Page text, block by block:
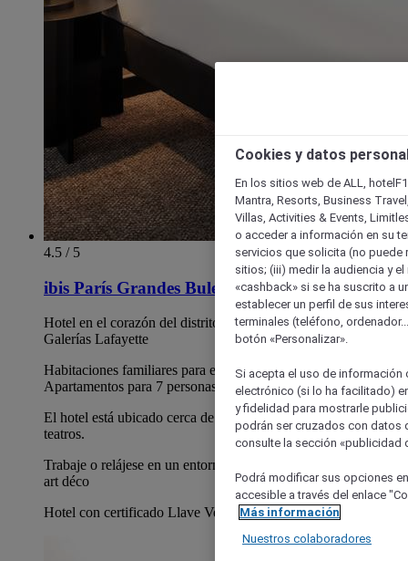
4.5 / 5
ibis París Grandes Bulevares distrito IX
Hotel en el corazón del distrito de la Ópera y cerca de las
Galerías Lafayette
Habitaciones familiares para entre 3 y 4 personas.
Apartamentos para 7 personas máximo
El hotel está ubicado cerca de 4 estaciones de metro y muchos
teatros.
Trabaje o relájese en un entorno acogedor con techo de cristal
art déco
Hotel con certificado Llave Verde en 2025
Cookies y datos
En los sitios web de ALL,
Mantra, Resorts, Business
Villas, Activities & Events,
o acceder a información en su
servicios que solicita (no puede
sitios; (iii) medir la audiencia y
«cashback» si se ha suscrito a
establecer un perfil de sus
terminales (teléfono,
botón «Personalizar».
Si acepta el uso de
electrónico (si lo ha facilitado)
y fidelidad para mostrarle
podrán ser cruzados con datos
consulte la sección «publicidad
Podrá modificar sus opciones
accesible a través del enlace
Más información
Nuestros colaboradores